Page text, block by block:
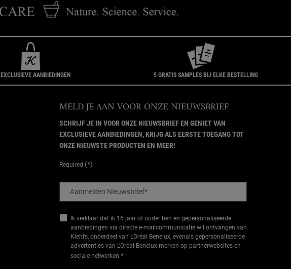
EXCLUSIEVE AANBIEDINGEN 5 GRATIS SAMPLES BIJ ELKE BESTELLING
MELD JE AAN VOOR ONZE NIEUWSBRIEF
SCHRIJF JE IN VOOR ONZE NIEUWSBRIEF EN GENIET VAN
EXCLUSIEVE AANBIEDINGEN, KRIJG ALS EERSTE TOEGANG TOT
ONZE NIEUWSTE PRODUCTEN EN MEER!
Required (*)
Aanmelden Nieuwsbrief*
Ik verklaar dat ik 16 jaar of ouder ben en gepersonaliseerde
aanbiedingen via directe e-mailcommunicatie wil ontvangen van
Kiehl’s, onderdeel van L’Oréal Benelux, evenals gepersonaliseerde
advertenties van L’Oréal Benelux-merken op partnerwebsites en
sociale netwerken.*